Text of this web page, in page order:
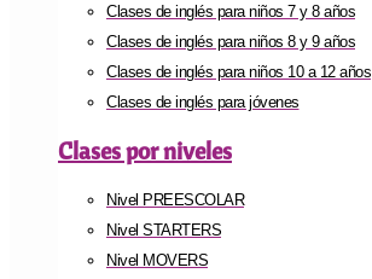
Clases de inglés para niños 7 y 8 años
Clases de inglés para niños 8 y 9 años
Clases de inglés para niños 10 a 12 años
Clases de inglés para jóvenes
Clases por niveles
Nivel PREESCOLAR
Nivel STARTERS
Nivel MOVERS